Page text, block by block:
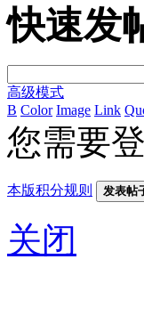
快速发
高级模式
B Color Image Link
您需要
本版积分规则 发表帖
关闭